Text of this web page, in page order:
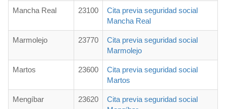
Mancha Real 23100
Cita previa seguridad social
Mancha Real
Marmolejo 23770
Cita previa seguridad social
Marmolejo
Martos 23600
Cita previa seguridad social
Martos
Mengíbar 23620
Cita previa seguridad social